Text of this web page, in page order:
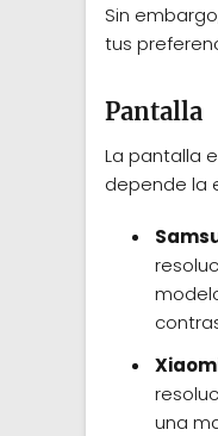
Sin
tus
Pantalla
La pantalla
depende la
una